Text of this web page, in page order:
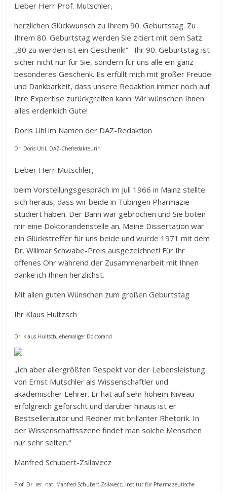
Lieber Herr Prof. Mutschler,
herzlichen Glückwunsch zu Ihrem 90. Geburtstag. Zu
Ihrem 80. Geburtstag werden Sie zitiert mit dem Satz:
„80 zu werden ist ein Geschenk!“ Ihr 90. Geburtstag ist
sicher nicht nur für Sie, sondern für uns alle ein ganz
besonderes Geschenk. Es erfüllt mich mit großer Freude
und Dankbarkeit, dass unsere Redaktion immer noch auf
Ihre Expertise zurückgreifen kann. Wir wünschen Ihnen
alles erdenklich Gute!
Doris Uhl im Namen der DAZ-Redaktion
Dr. Doris Uhl, DAZ-Chefredakteurin
Lieber Herr Mutschler,
beim Vorstellungsgespräch im Juli 1966 in Mainz stellte
sich heraus, dass wir beide in Tübingen Pharmazie
studiert haben. Der Bann war gebrochen und Sie boten
mir eine Doktorandenstelle an. Meine Dissertation war
ein Glückstreffer für uns beide und wurde 1971 mit dem
Dr. Willmar Schwabe-Preis ausgezeichnet! Für Ihr
offenes Ohr während der Zusammenarbeit mit Ihnen
danke ich Ihnen herzlichst.
Mit allen guten Wünschen zum großen Geburtstag
Ihr Klaus Hultzsch
Dr. Klaus Hultsch, ehemaliger Doktorand
„Ich aber allergrößten Respekt vor der Lebensleistung
von Ernst Mutschler als Wissenschaftler und
akademischer Lehrer. Er hat auf sehr hohem Niveau
erfolgreich geforscht und darüber hinaus ist er
Bestsellerautor und Redner mit brillanter Rhetorik. In
der Wissenschaftsszene findet man solche Menschen
nur sehr selten.“
Manfred Schubert-Zsilavecz
Prof. Dr. rer. nat. Manfred Schubert-Zsilavecz, Institut für Pharmazeutische